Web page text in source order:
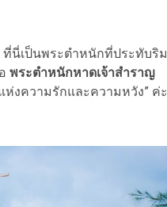
นี่เป็นพระตำหนักที่ประทับริม
พระตำหนักหาดเจ้าสำราญ
งความรักและความหวัง” ค่ะ